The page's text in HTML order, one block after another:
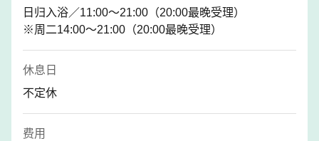
日归入浴／11:00～21:00（20:00最晚受理）
※周二14:00～21:00（20:00最晚受理）
休息日
不定休
费用